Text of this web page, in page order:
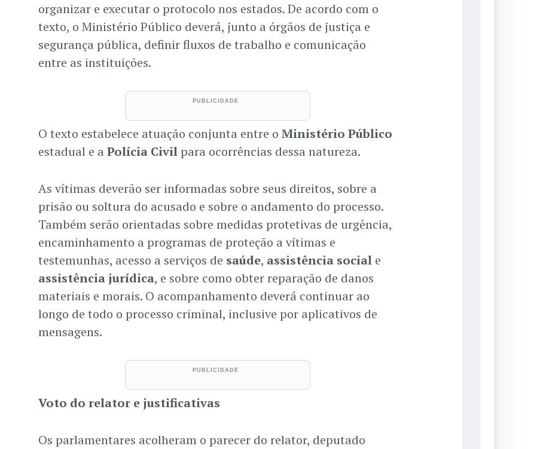
organizar e executar o protocolo nos estados. De acordo com o
texto, o Ministério Público deverá, junto a órgãos de justiça e
segurança pública, definir fluxos de trabalho e comunicação
entre as instituições.
O texto estabelece atuação conjunta entre o Ministério Público
estadual e a Polícia Civilpara ocorrências dessa natureza.
As vítimas deverão ser informadas sobre seus direitos, sobre a
prisão ou soltura do acusado e sobre o andamento do processo.
Também serão orientadas sobre medidas protetivas de urgência,
encaminhamento a programas de proteção a vítimas e
testemunhas, acesso a serviços de saúde, assistência sociale
assistência jurídica, e sobre como obter reparação de danos
materiais e morais. O acompanhamento deverá continuar ao
longo de todo o processo criminal, inclusive por aplicativos de
mensagens.
Voto do relator e justificativas
Os parlamentares acolheram o parecer do relator, deputado